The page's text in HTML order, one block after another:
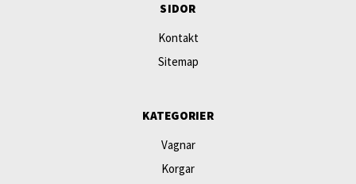
SIDOR
Kontakt
Sitemap
KATEGORIER
Vagnar
Korgar